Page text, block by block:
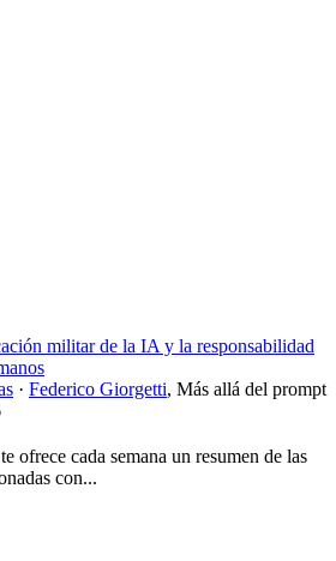
militar de la IA y la responsabilidad
· Federico Giorgetti, Más allá del prompt
ofrece cada semana un resumen de las
con...